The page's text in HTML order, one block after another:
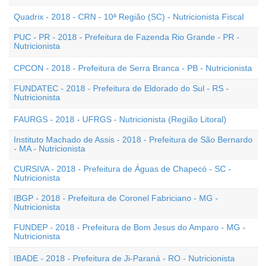
Quadrix - 2018 - CRN - 10ª Região (SC) - Nutricionista Fiscal
PUC - PR - 2018 - Prefeitura de Fazenda Rio Grande - PR -
Nutricionista
CPCON - 2018 - Prefeitura de Serra Branca - PB - Nutricionista
FUNDATEC - 2018 - Prefeitura de Eldorado do Sul - RS -
Nutricionista
FAURGS - 2018 - UFRGS - Nutricionista (Região Litoral)
Instituto Machado de Assis - 2018 - Prefeitura de São Bernardo
- MA - Nutricionista
CURSIVA - 2018 - Prefeitura de Águas de Chapecó - SC -
Nutricionista
IBGP - 2018 - Prefeitura de Coronel Fabriciano - MG -
Nutricionista
FUNDEP - 2018 - Prefeitura de Bom Jesus do Amparo - MG -
Nutricionista
IBADE - 2018 - Prefeitura de Ji-Paraná - RO - Nutricionista